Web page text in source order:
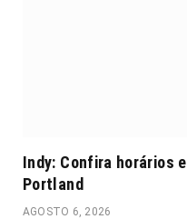
Indy: Confira horários
Portland
AGOSTO 6, 2026